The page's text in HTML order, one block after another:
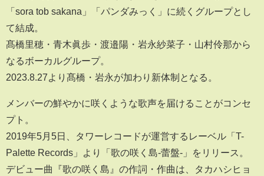
「sora tob sakana」「パンダみっく」に続くグループとし
て結成。
髙橋里穂・青木眞歩・渡邉陽・岩永紗菜子・山村伶那から
なるボーカルグループ。
2023.8.27より髙橋・岩永が加わり新体制となる。
メンバーの鮮やかに咲くような歌声を届けることがコンセ
プト。
2019年5月5日、タワーレコードが運営するレーベル「T-
Palette Records」より「歌の咲く島-蕾盤-」をリリース。
デビュー曲『歌の咲く島』の作詞・作曲は、タカハシヒョ